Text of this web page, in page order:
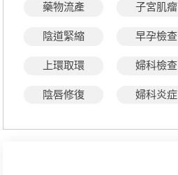
藥物流產 子宮肌瘤
陰道緊縮 早孕檢查
上環取環 婦科檢查
陰唇修復 婦科炎症